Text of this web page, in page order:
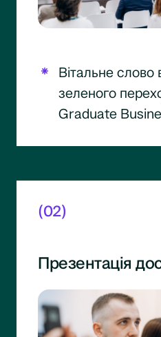
Вітальне слово
зеленого
Graduate
(02)
Презентація